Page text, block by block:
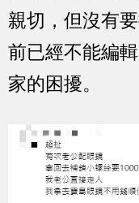
親切，但沒有
前已經不能編
家的困擾。